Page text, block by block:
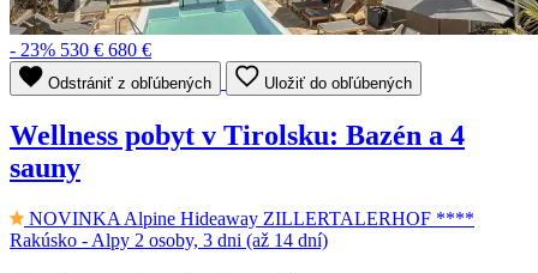
- 23% 530 € 680 €
Odstrániť z obľúbených Uložiť do obľúbených
Wellness pobyt v Tirolsku: Bazén a 4
sauny
NOVINKA Alpine Hideaway ZILLERTALERHOF ****
Rakúsko - Alpy 2 osoby, 3 dni (až 14 dní)